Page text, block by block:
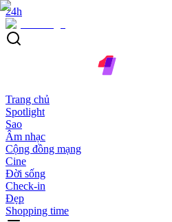
24h
Trang chủ
Spotlight
Sao
Âm nhạc
Cộng đồng mạng
Cine
Đời sống
Check-in
Đẹp
Shopping time